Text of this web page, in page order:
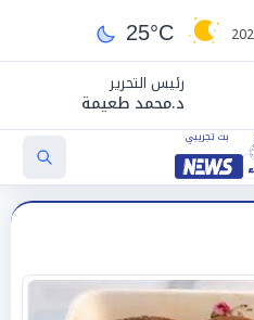
25°C
رئيس التحرير
د.محمد طعيمة